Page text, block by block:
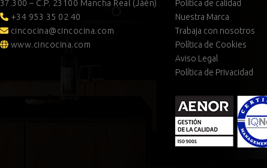
37.300 – C.P. 23100 Mancha Real (Jáén)
+34 953 35 02 40
cincocina@cincocina.com
www.cincocina.com
Política de calidad
Nuestra Marca
Trabaja con nosotros
Política de Cookies
Aviso Legal
Política de Privacidad